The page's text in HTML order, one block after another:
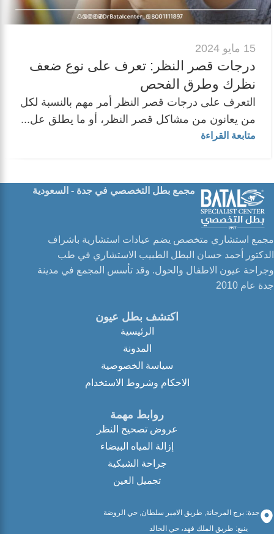
15 مايو 2024
درجات قصر النظر: تعرف على نوع ضعف
نظرك وطرق الفحص
التعرف على درجات قصر النظر أمر مهم بالنسبة لكل
من يعانون من مشاكل قصر النظر، أو ما يطلق عل...
متابعة القراءة
مجمع بطل التخصصي في جدة - السعودية
مجمع استشاري متخصص يضم عيادات استشارية باشراف
الدكتور أحمد حسان البطل الطبيب الاستشاري في طب
وجراحة عيون الاطفال والحول. وقد تأسس المجمع في مدينة
جدة عام 2010
اكتشف بطل عيون
الرئيسية
المدونة
سياسة الخصوصية
الاحكام وشروط الاستخدام
روابط مهمة
عروض تصحيح النظر
إزالة المياه البيضاء
جراحة الشبكية
تجميل العين
جدة: برج المرجانة, طريق الامير سلطان, حي الروضة
ينبع: طريق الملك فهد، حي الخالد